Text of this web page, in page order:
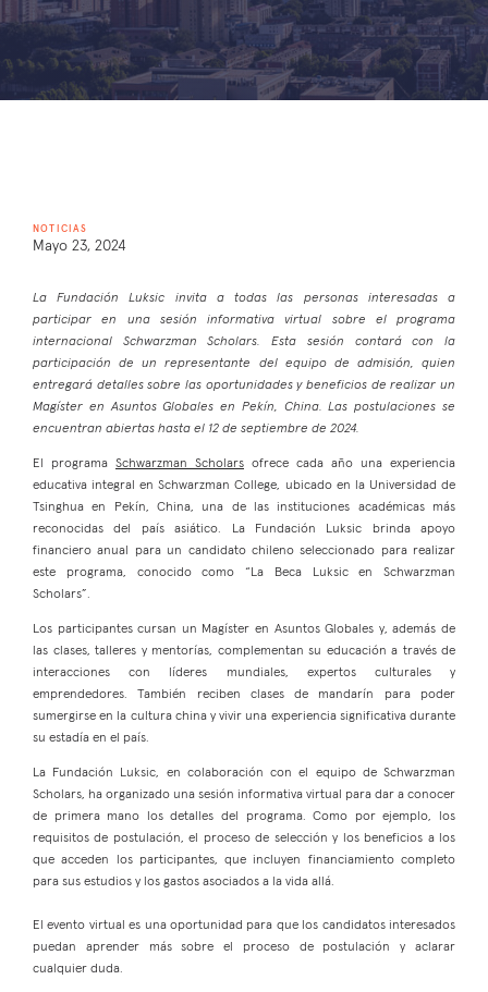
NOTICIAS
Mayo 23, 2024
La Fundación Luksic invita a todas las personas interesadas a
participar en una sesión informativa virtual sobre el programa
internacional Schwarzman Scholars. Esta sesión contará con la
participación de un representante del equipo de admisión, quien
entregará detalles sobre las oportunidades y beneficios de realizar un
Magíster en Asuntos Globales en Pekín, China. Las postulaciones se
encuentran abiertas hasta el 12 de septiembre de 2024.
El programa Schwarzman Scholars ofrece cada año una experiencia
educativa integral en Schwarzman College, ubicado en la Universidad de
Tsinghua en Pekín, China, una de las instituciones académicas más
reconocidas del país asiático. La Fundación Luksic brinda apoyo
financiero anual para un candidato chileno seleccionado para realizar
este programa, conocido como “La Beca Luksic en Schwarzman
Scholars”.
Los participantes cursan un Magíster en Asuntos Globales y, además de
las clases, talleres y mentorías, complementan su educación a través de
interacciones con líderes mundiales, expertos culturales y
emprendedores. También reciben clases de mandarín para poder
sumergirse en la cultura china y vivir una experiencia significativa durante
su estadía en el país.
La Fundación Luksic, en colaboración con el equipo de Schwarzman
Scholars, ha organizado una sesión informativa virtual para dar a conocer
de primera mano los detalles del programa. Como por ejemplo, los
requisitos de postulación, el proceso de selección y los beneficios a los
que acceden los participantes, que incluyen financiamiento completo
para sus estudios y los gastos asociados a la vida allá.
El evento virtual es una oportunidad para que los candidatos interesados
puedan aprender más sobre el proceso de postulación y aclarar
cualquier duda.